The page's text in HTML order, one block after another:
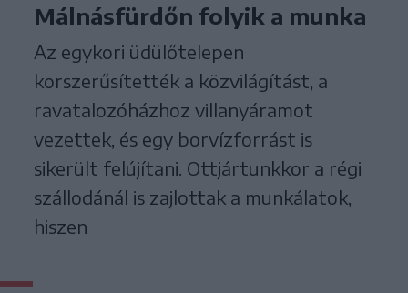
Málnásfürdőn folyik a munka
Az egykori üdülőtelepen
korszerűsítették a közvilágítást, a
ravatalozóházhoz villanyáramot
vezettek, és egy borvízforrást is
sikerült felújítani. Ottjártunkkor a régi
szállodánál is zajlottak a munkálatok,
hiszen